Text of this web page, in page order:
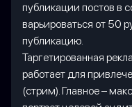
публикации постов в
варьироваться от 50
публикацию.
Таргетированная
работает для
(стрим). Главное –